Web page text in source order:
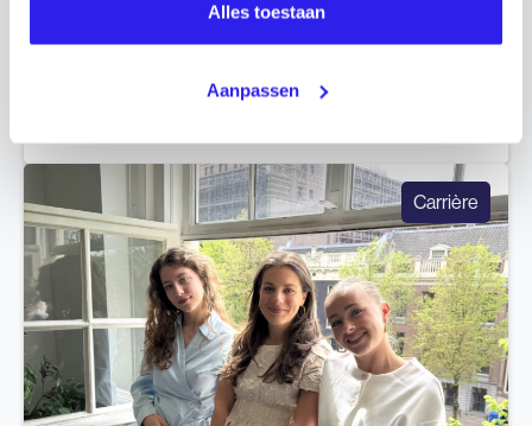
Alles toestaan
Aanpassen
Learning & Development: Client Focus
Carrière